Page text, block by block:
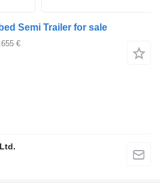
Semi Trailer for sale
€